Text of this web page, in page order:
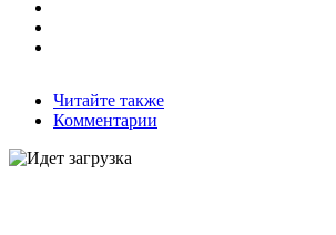
Читайте также
Комментарии